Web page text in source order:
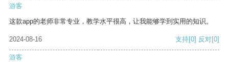
游客
这款app的老师非常专业，教学水平很高，让我能够学到实用的知识。
2024-08-16 支持[0] 反对[0]
游客